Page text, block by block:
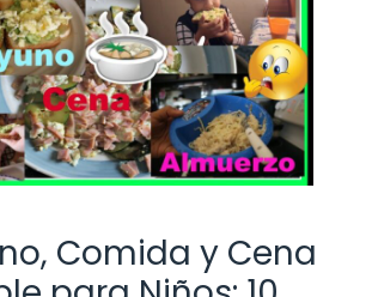
Comida y Cena